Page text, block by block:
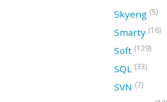
Skyeng (5)
Smarty (16)
Soft (129)
SQL (33)
SVN (7)